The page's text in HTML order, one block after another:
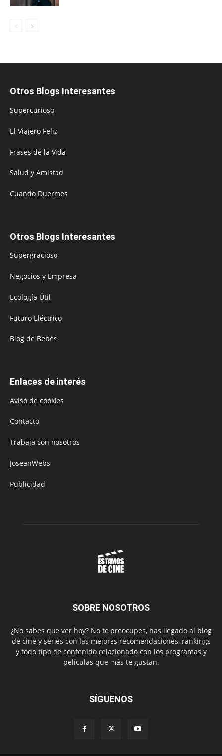
Otros Blogs Interesantes
Supercurioso
El Viajero Feliz
Frases de la Vida
Salud y Amistad
Cuando Duermes
Otros Blogs Interesantes
Supergracioso
Negocios y Empresa
Ecología Útil
Futuro Eléctrico
Blog de Bebés
Enlaces de interés
Aviso de cookies
Contacto
Trabaja con nosotros
JoseanWebs
Publicidad
SOBRE NOSOTROS
¿No sabes que ver hoy? No te preocupes, has llegado al blog
de cine y series con las mejores recomendaciones, rankings
y todo tipo de contenido relacionado con los programas y
películas que más te gustan.
SÍGUENOS